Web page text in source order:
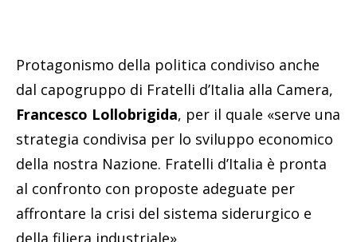
Protagonismo della politica condiviso anche
dal capogruppo di Fratelli d’Italia alla Camera,
Francesco Lollobrigida, per il quale «serve una
strategia condivisa per lo sviluppo economico
della nostra Nazione. Fratelli d’Italia è pronta
al confronto con proposte adeguate per
affrontare la crisi del sistema siderurgico e
della filiera industriale».